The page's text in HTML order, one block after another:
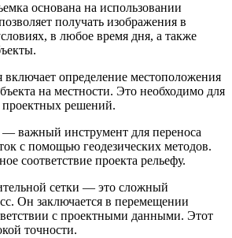
основана на использовании
получать изображения в
в любое время дня, а также
включает определение местоположения
на местности. Это необходимо для
решений.
важный инструмент для переноса
с помощью геодезических методов.
соответствие проекта рельефу.
сетки — это сложный
Он заключается в перемещении
с проектными данными. Этот
точности.